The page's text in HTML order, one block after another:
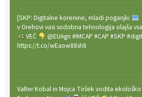
[SKP: Digitalne korenine, mladi poganjki
v Orehovi vasi sodobna tehnologija olajša
VEČ
@EUAgri #IMCAP #CAP #SKP
https://t.co/wEaow88sh8
Valter Kobal in Mojca Tiršek vodita